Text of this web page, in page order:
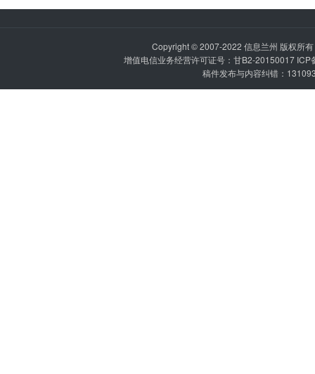
Copyright © 2007-2022 信息兰州 版权所
增值电信业务经营许可证号：甘B2-20150017 ICP
稿件发布与内容纠错：